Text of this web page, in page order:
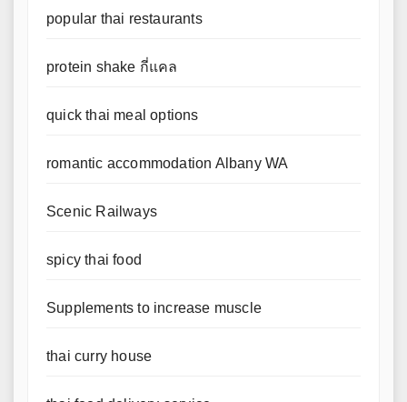
popular thai restaurants
protein shake กี่แคล
quick thai meal options
romantic accommodation Albany WA
Scenic Railways
spicy thai food
Supplements to increase muscle
thai curry house